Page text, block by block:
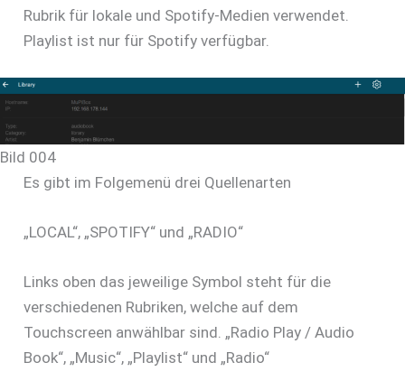
Rubrik für lokale und Spotify-Medien verwendet.
Playlist ist nur für Spotify verfügbar.
Bild 004
Es gibt im Folgemenü drei Quellenarten
„LOCAL“, „SPOTIFY“ und „RADIO“
Links oben das jeweilige Symbol steht für die
verschiedenen Rubriken, welche auf dem
Touchscreen anwählbar sind. „Radio Play / Audio
Book“, „Music“, „Playlist“ und „Radio“